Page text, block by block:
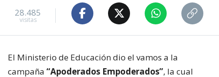
28.485
visitas
El Ministerio de Educación dio el vamos a la
campaña “Apoderados Empoderados”, la cual